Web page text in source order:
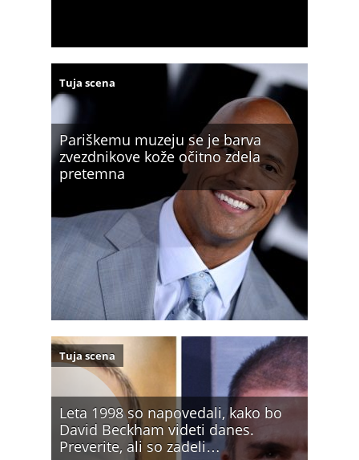
Pariškemu muzeju se je barva
zvezdnikove kože očitno zdela
pretemna
Tuja scena
Leta 1998 so napovedali, kako bo
David Beckham videti danes.
Preverite, ali so zadeli…
Tuja scena